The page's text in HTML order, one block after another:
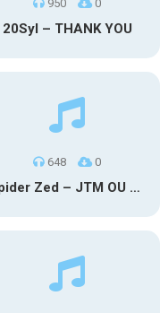
950 0
20Syl – THANK YOU
648 0
Spider Zed – JTM OU TG